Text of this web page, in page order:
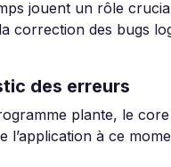
jouent un rôle
correction des bugs
des erreurs
plante, le
l’application à ce